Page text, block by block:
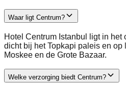
Waar ligt Centrum?
Hotel Centrum Istanbul ligt in het
dicht bij het Topkapi paleis en
Moskee en de Grote Bazaar.
Welke verzorging biedt Centrum?